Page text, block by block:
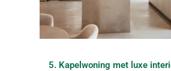
5. Kapelwoning met luxe